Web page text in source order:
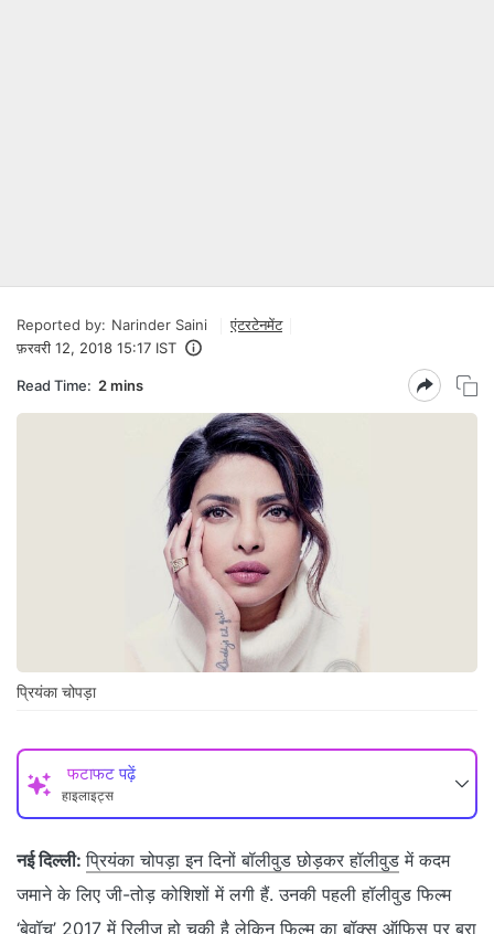
Reported by: Narinder Saini
एंटरटेनमेंट
फ़रवरी 12, 2018 15:17 IST
Read Time: 2 mins
प्रियंका चोपड़ा
फटाफट पढ़ें
हाइलाइट्स
नई दिल्ली: प्रियंका चोपड़ा इन दिनों बॉलीवुड छोड़कर हॉलीवुड में कदम
जमाने के लिए जी-तोड़ कोशिशों में लगी हैं. उनकी पहली हॉलीवुड फिल्म
‘बेवॉच’ 2017 में रिलीज हो चुकी है लेकिन फिल्म का बॉक्स ऑफिस पर बुरा